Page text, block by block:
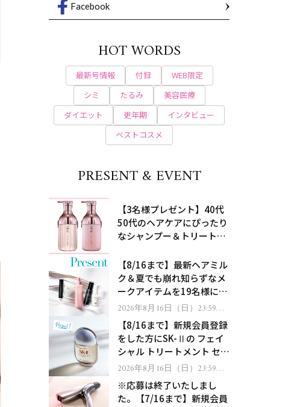
Facebook
HOT WORDS
最新号情報 付録
WEB限定
シミ
たるみ
美容医療
ダイエット
更年期
インタビュー
ベストコスメ
PRESENT & EVENT
【3名様プレゼント】40代
50代のヘアケアにぴったり
なシャンプー＆トリートメ
処！
【8/16まで】最新ヘアミル
ク＆夏でも崩れ知らずなメ
ークアイテムを19名様にプ
レゼント！
2026年8月16日（日）23:59ま
で【8/16まで】新規会員登録
をした方にSK-Ⅱの フェイ
シャル トリートメント セラ
ムをプレゼント！
2026年8月16日（日）23:59ま
※応募は終了いたしまし
た。【7/16まで】新規会員